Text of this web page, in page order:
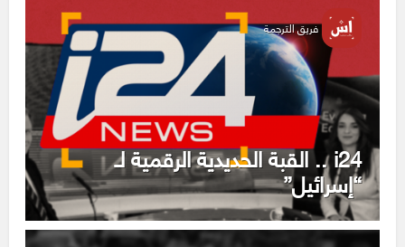
فريق الترجمة
i24 .. القبة الحديدية الرقمية لـ
“إسرائيل”